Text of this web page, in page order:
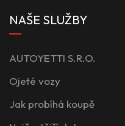
NAŠE SLUŽBY
AUTOYETTI S.R.O.
Ojeté vozy
Jak probíhá koupě